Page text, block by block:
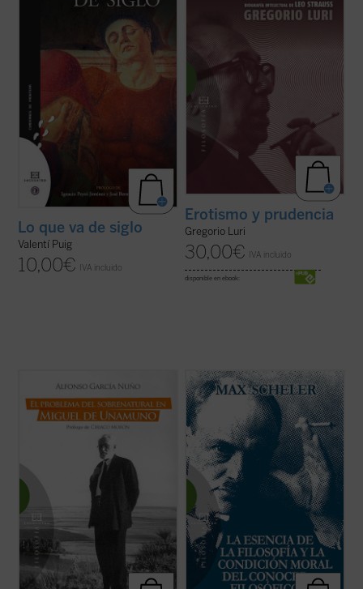
cultura ya obsoleta y en retroceso,
mientras todo un mundo de nuevas formas
Lo que va de siglo
Valentí Puig
10,00€ IVA incluido
como el constructor moderno del «mito de
la tradición» y quienes alimentan ...(ver
Erotismo y prudencia
Gregorio Luri
30,00€ IVA incluido
disponible en ebook:
El problema del sobrenatural
fin del hombre
centrales en la obra de Miguel de Unamuno,
acaso la que articule todo su pensamiento.
Y probablemente haya que considerarlo
como un pionero del que ...(ver ficha)
«En este volumen se ofrecen tres escritos
de Max Scheler, compuestos entre el año
1911 y 1917, titulados: La esencia de la
filosofía y la condición moral del conocer
filosófico
Fenomenología y teoría del
conocimiento yLa ...(ver ficha)